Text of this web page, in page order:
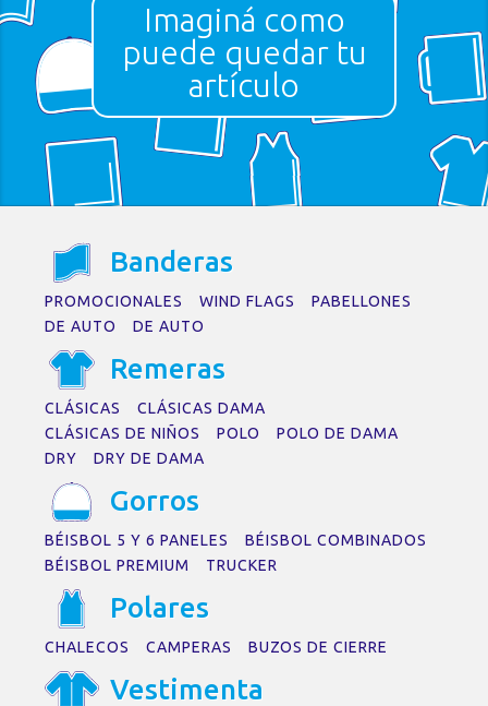
Imaginá como
puede quedar tu
artículo
No se encontraron
resultados
Trate de perfeccionar su búsqueda o
Banderas
PROMOCIONALES WIND FLAGS
PABELLONES
DE AUTO
DE AUTO
Remeras
CLÁSICAS
CLÁSICAS DAMA
CLÁSICAS DE NIÑOS
POLO
POLO DE DAMA
DRY
DRY DE DAMA
Gorros
BÉISBOL 5 Y 6 PANELES
BÉISBOL COMBINADOS
BÉISBOL PREMIUM
TRUCKER
Polares
CHALECOS CAMPERAS BUZOS DE CIERRE
Vestimenta